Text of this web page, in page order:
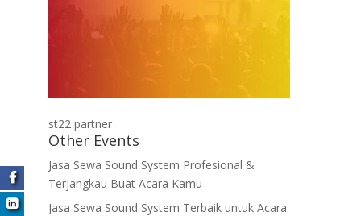
st22 partner
Other Events
Jasa Sewa Sound System Profesional &
Terjangkau Buat Acara Kamu
Jasa Sewa Sound System Terbaik untuk Acara